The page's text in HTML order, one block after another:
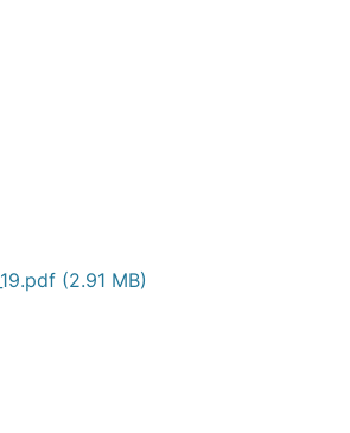
(2.91 MB)